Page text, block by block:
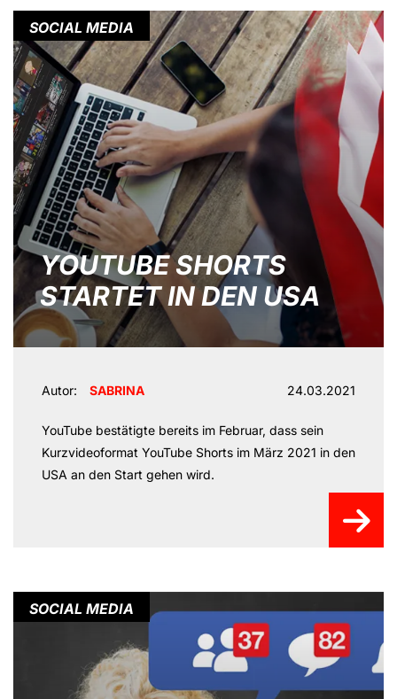
YOUTUBE SHORTS
STARTET IN DEN USA
SOCIAL MEDIA
Autor: SABRINA 24.03.2021
YouTube bestätigte bereits im Februar, dass sein
Kurzvideoformat YouTube Shorts im März 2021 in den
USA an den Start gehen wird.
SOCIAL MEDIA